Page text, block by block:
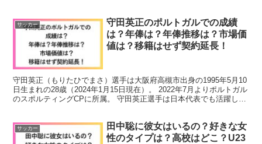
サッカー
守田英正のポルトガルでの成績
は？年俸は？年俸推移は？市場価
値は？移籍はせず契約延長！
守田英正（もりたひでまさ）選手は大阪府高槻市出身の1995年5月10
日生まれの28歳（2024年1月15日現在）。 2022年7月よりポルトガル
のスポルティングCPに所属。 守田英正選手は日本代表でも活躍して
サッカー
田中聡に彼女はいるの？好きな女
性のタイプは？高校はどこ？U23